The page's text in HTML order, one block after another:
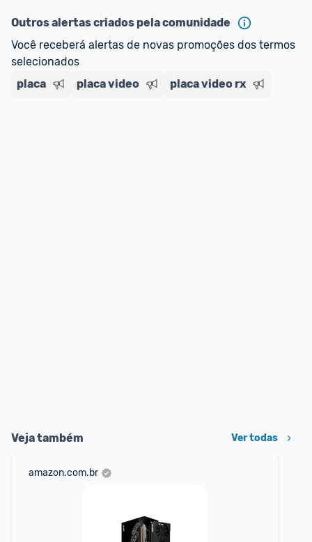
Outros alertas criados pela comunidade
Você receberá alertas de novas promoções dos termos
selecionados
placa
placa video placa video rx
Veja também Ver todas
amazon.com.br